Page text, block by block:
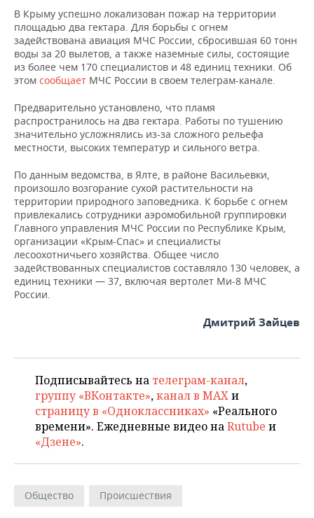
ОТКРЫТАЯ ЛЕКЦИЯ
БАСКЕТБОЛ
ВОЛЕЙБОЛ
КИБЕРСПОРТ
ФИГУРНОЕ КАТАНИЕ
ВОДНЫЕ ВИДЫ СПОРТА
ХОККЕЙ С МЯЧОМ
ИНФРАСТРУКТУРА
ИСТОРИЯ
КУЛЬТУРА
МЕДИЦИНА
ОБРАЗОВАНИЕ
ПРОИСШЕСТВИЯ
СПРАВОЧНИК
СПИСОК ПЕРСОН
СПИСОК КОМПАНИЙ
ПОЛНАЯ ВЕРСИЯ
В Крыму успешно локализован пожар на территории
площадью два гектара. Для борьбы с огнем
задействована авиация МЧС России, сбросившая 60 тонн
воды за 20 вылетов, а также наземные силы, состоящие
из более чем 170 специалистов и 48 единиц техники. Об
этом сообщает МЧС России в своем телеграм-канале.
Предварительно установлено, что пламя
распространилось на два гектара. Работы по тушению
значительно усложнялись из-за сложного рельефа
местности, высоких температур и сильного ветра.
По данным ведомства, в Ялте, в районе Васильевки,
произошло возгорание сухой растительности на
территории природного заповедника. К борьбе с огнем
привлекались сотрудники аэромобильной группировки
Главного управления МЧС России по Республике Крым,
организации «Крым-Спас» и специалисты
лесоохотничьего хозяйства. Общее число
задействованных специалистов составляло 130 человек, а
единиц техники — 37, включая вертолет Ми-8 МЧС
России.
Дмитрий Зайцев
Подписывайтесь на телеграм-канал,
группу «ВКонтакте»,канал в MAXи
страницу в «Одноклассниках» «Реального
времени». Ежедневные видео наRutube и
«Дзене».
Общество Происшествия